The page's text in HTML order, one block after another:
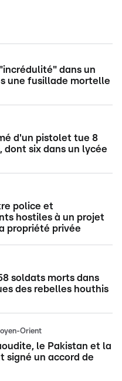
dans un
une fusillade mortelle
d'un pistolet tue 8
dont six dans un lycée
police et
hostiles à un projet
propriété privée
soldats morts dans
des rebelles houthis
Orient
le Pakistan et la
signé un accord de